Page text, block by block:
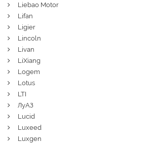
Liebao Motor
Lifan
Ligier
Lincoln
Livan
LiXiang
Logem
Lotus
LTI
ЛуАЗ
Lucid
Luxeed
Luxgen